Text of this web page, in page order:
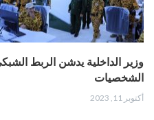
وزير الداخلية يدشن الربط
الشخصيات
أكتوبر 11, 2023